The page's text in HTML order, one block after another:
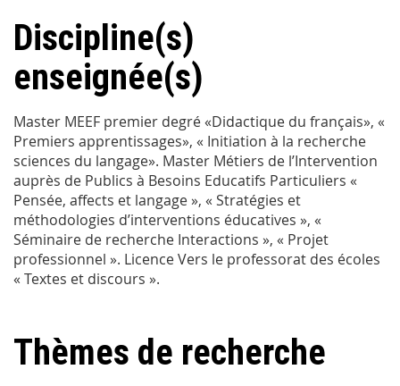
Discipline(s)
enseignée(s)
Master MEEF premier degré «Didactique du français», «
Premiers apprentissages», « Initiation à la recherche
sciences du langage». Master Métiers de l’Intervention
auprès de Publics à Besoins Educatifs Particuliers «
Pensée, affects et langage », « Stratégies et
méthodologies d’interventions éducatives », «
Séminaire de recherche Interactions », « Projet
professionnel ». Licence Vers le professorat des écoles
« Textes et discours ».
Thèmes de recherche